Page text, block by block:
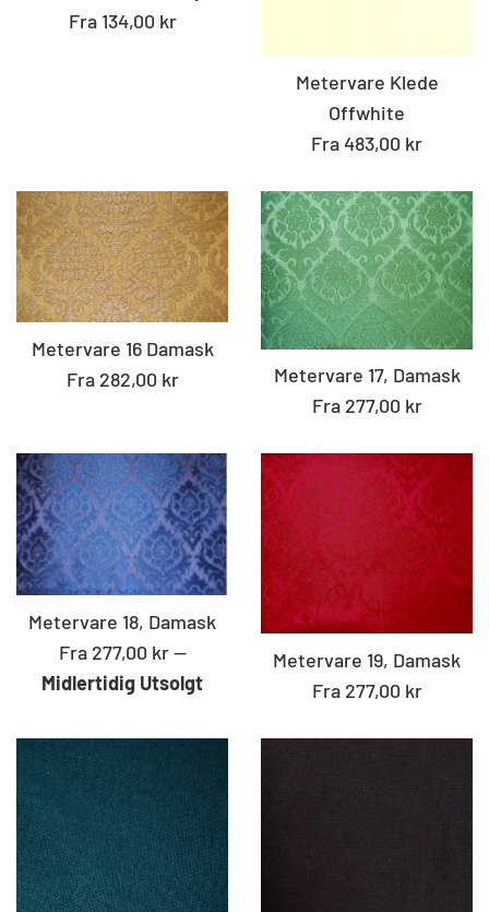
Fra 134,00 kr
Metervare Klede
Offwhite
Fra 483,00 kr
Metervare 16 Damask
Fra 282,00 kr
Metervare 17, Damask
Fra 277,00 kr
Metervare 18, Damask
Fra 277,00 kr—
Midlertidig Utsolgt
Metervare 19, Damask
Fra 277,00 kr